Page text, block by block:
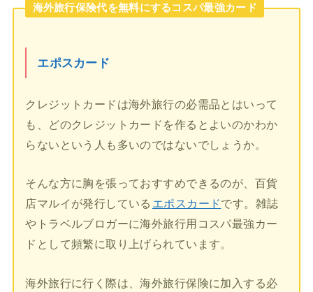
海外旅行保険代を無料にするコスパ最強カード
エポスカード
クレジットカードは海外旅行の必需品とはいって
も、どのクレジットカードを作るとよいのかわか
らないという人も多いのではないでしょうか。
そんな方に胸を張っておすすめできるのが、百貨
店マルイが発行している エポスカードです。雑誌
やトラベルブロガーに海外旅行用コスパ最強カー
ドとして頻繁に取り上げられています。
海外旅行に行く際は、海外旅行保険に加入する必